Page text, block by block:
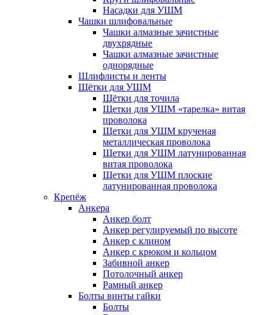
Насадки для УШМ
Чашки шлифовальные
Чашки алмазные зачистные
двухрядные
Чашки алмазные зачистные
однорядные
Шлифлисты и ленты
Щётки для УШМ
Щётки для точила
Щетки для УШМ «тарелка» витая
проволока
Щетки для УШМ крученая
металлическая проволока
Щетки для УШМ латунированная
витая проволока
Щетки для УШМ плоские
латунированная проволока
Крепёж
Анкера
Анкер болт
Анкер регулируемый по высоте
Анкер с клином
Анкер с крюком и кольцом
Забивной анкер
Потолочный анкер
Рамный анкер
Болты винты гайки
Болты